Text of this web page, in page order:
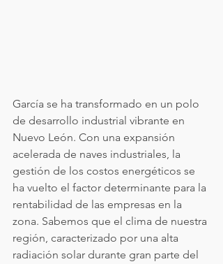
García se ha transformado en un polo
de desarrollo industrial vibrante en
Nuevo León. Con una expansión
acelerada de naves industriales, la
gestión de los costos energéticos se
ha vuelto el factor determinante para la
rentabilidad de las empresas en la
zona. Sabemos que el clima de nuestra
región, caracterizado por una alta
radiación solar durante gran parte del